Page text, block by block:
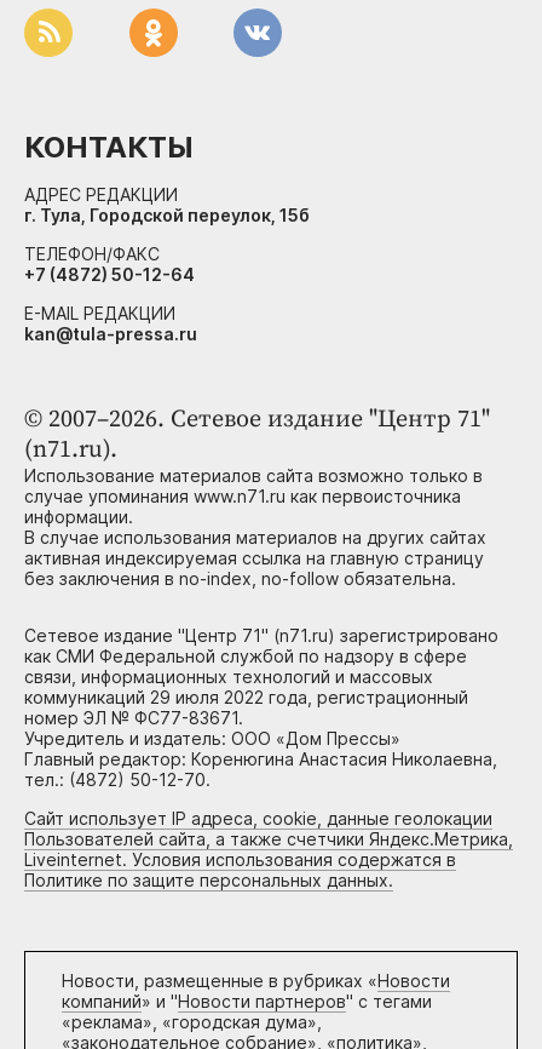
© 2007–2026. Сетевое издание "Центр 71"
(n71.ru).
Использование материалов сайта возможно только в
случае упоминания www.n71.ru как первоисточника
информации.
В случае использования материалов на других сайтах
активная индексируемая ссылка на главную страницу
без заключения в no-index, no-follow обязательна.
Сетевое издание "Центр 71" (n71.ru) зарегистрировано
как СМИ Федеральной службой по надзору в сфере
связи, информационных технологий и массовых
коммуникаций 29 июля 2022 года, регистрационный
номер ЭЛ № ФС77-83671.
Учредитель и издатель: ООО «Дом Прессы»
Главный редактор: Коренюгина Анастасия Николаевна,
тел.: (4872) 50-12-70.
Сайт использует IP адреса, cookie, данные геолокации
Пользователей сайта, а также счетчики Яндекс.Метрика,
Liveinternet. Условия использования содержатся в
Политике по защите персональных данных.
Новости, размещенные в рубриках «Новости
компаний» и "Новости партнеров" с тегами
«реклама», «городская дума»,
«законодательное собрание», «политика»,
КОНТАКТЫ
АДРЕС РЕДАКЦИИ
г. Тула, Городской переулок, 15б
ТЕЛЕФОН/ФАКС
+7 (4872) 50-12-64
E-MAIL РЕДАКЦИИ
kan@tula-pressa.ru